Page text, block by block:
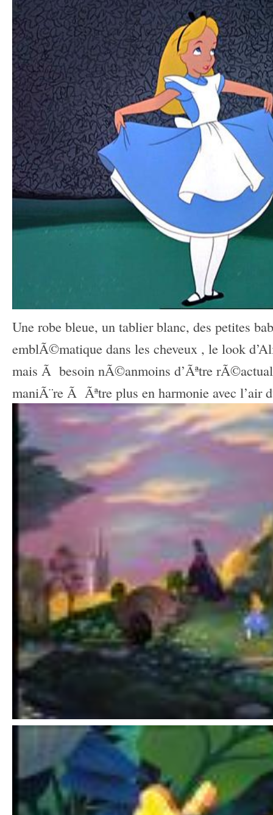
Une robe bleue, un tablier blanc, des petites
emblÃ©matique dans les cheveux , le look
mais Ã besoin nÃ©anmoins d’Ãªtre
maniÃ¨re Ã Ãªtre plus en harmonie avec l’air